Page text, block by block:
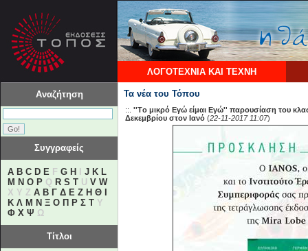
ΛΟΓΟΤΕΧΝΙΑ ΚΑΙ ΤΕΧΝΗ
Αναζήτηση
Συγγραφείς
A B C D E F G H J K L
M N O P Q R S T U V W
X Y Z Α Β Γ Δ Ε Ζ Η Θ
Κ Λ Μ Ν Ξ Ο Π Ρ Σ Τ Υ
Φ Χ Ψ Ω
Τίτλοι
Τα νέα του Τόπου
::. ''Τo μικρό Εγώ είμαι Εγώ'' παρουσίαση του
Δεκεμβρίου στον Ιανό (22-11-2017 11:07)